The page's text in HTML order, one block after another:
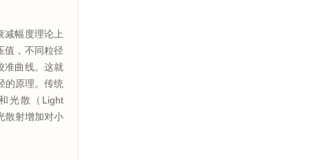
减幅度理论上
值，不同粒径
准曲线。这就
的原理。传统
光散（Light
散射增加对小